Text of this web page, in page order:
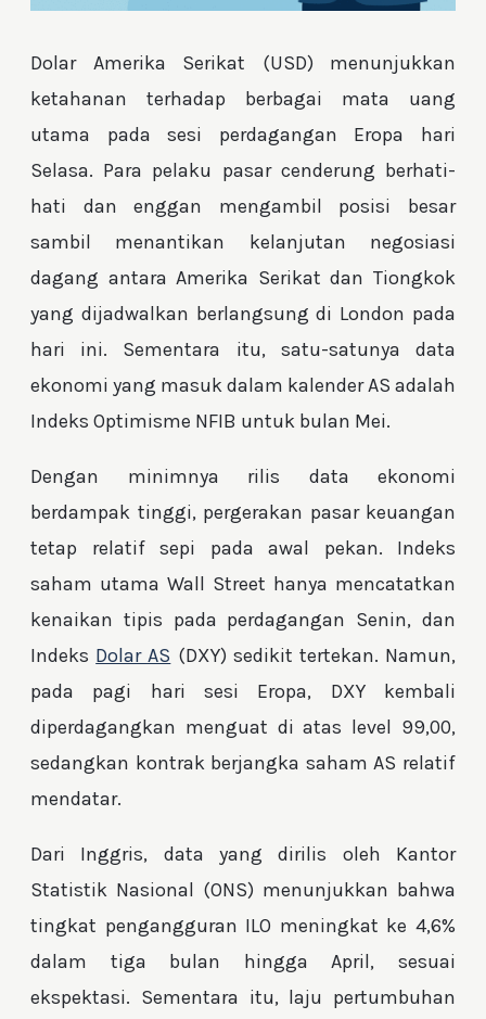
Dolar Amerika Serikat (USD) menunjukkan
ketahanan terhadap berbagai mata uang
utama pada sesi perdagangan Eropa hari
Selasa. Para pelaku pasar cenderung berhati-
hati dan enggan mengambil posisi besar
sambil menantikan kelanjutan negosiasi
dagang antara Amerika Serikat dan Tiongkok
yang dijadwalkan berlangsung di London pada
hari ini. Sementara itu, satu-satunya data
ekonomi yang masuk dalam kalender AS adalah
Indeks Optimisme NFIB untuk bulan Mei.
Dengan minimnya rilis data ekonomi
berdampak tinggi, pergerakan pasar keuangan
tetap relatif sepi pada awal pekan. Indeks
saham utama Wall Street hanya mencatatkan
kenaikan tipis pada perdagangan Senin, dan
Indeks Dolar AS (DXY) sedikit tertekan. Namun,
pada pagi hari sesi Eropa, DXY kembali
diperdagangkan menguat di atas level 99,00,
sedangkan kontrak berjangka saham AS relatif
mendatar.
Dari Inggris, data yang dirilis oleh Kantor
Statistik Nasional (ONS) menunjukkan bahwa
tingkat pengangguran ILO meningkat ke 4,6%
dalam tiga bulan hingga April, sesuai
ekspektasi. Sementara itu, laju pertumbuhan